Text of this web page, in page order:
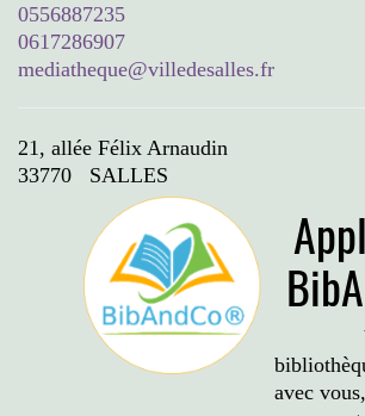
0556887235
0617286907
mediatheque@villedesalles.fr
21, allée Félix Arnaudin
33770 SALLES
avec